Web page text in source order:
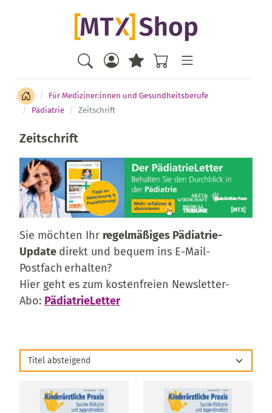
Für Mediziner:innen und Gesundheitsberufe
Pädiatrie
Zeitschrift
Zeitschrift
Sie möchten Ihr regelmäßiges Pädiatrie-
Update direkt und bequem ins E-Mail-
Postfach erhalten?
Hier geht es zum kostenfreien Newsletter-
Abo: PädiatrieLetter
Titel absteigend